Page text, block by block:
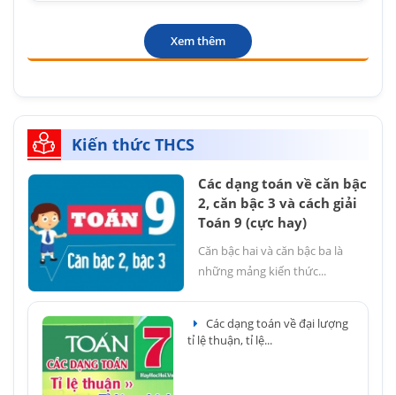
Xem thêm
Kiến thức THCS
Các dạng toán về căn bậc
2, căn bậc 3 và cách giải
Toán 9 (cực hay)
Căn bậc hai và căn bậc ba là
những mảng kiến thức...
Các dạng toán về đại lượng
tỉ lệ thuận, tỉ lệ...